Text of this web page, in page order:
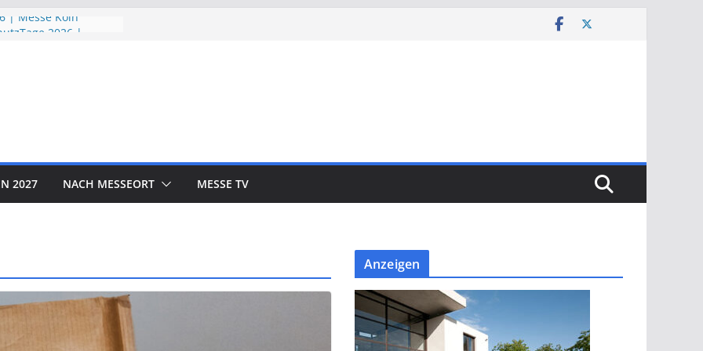
| Messe Köln
| Messe München
EXPO 2026 | Messe
SHOW 2026 | Messe
2027 NACH MESSEORT MESSE TV
Anzeigen